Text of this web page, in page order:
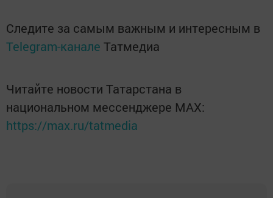
Следите за самым важным и интересным в
Telegram-канале Татмедиа
Читайте новости Татарстана в
национальном мессенджере MАХ:
https://max.ru/tatmedia